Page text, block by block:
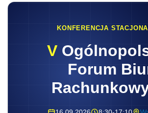
KONFERENCJA
V
Forum